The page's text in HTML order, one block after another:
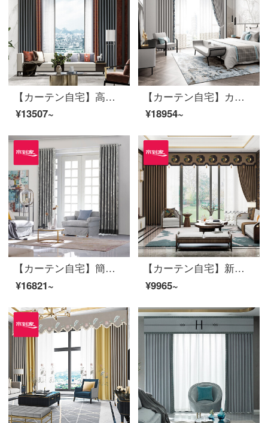
【カーテン自宅】高遮光の新中国風秋扇舞綿麻提花リビングルームの床にある窓のカーテンの完成品三相定型化には、裏地LDC 20 FWC-Sフック/カーテンなし(高さ2.6メートル以内で変更可能)XLのカーテンのセット/ダブルオープン(適用窓の幅4.1-4.4メートル)があります。
¥13507~
【カーテン自宅】カーテン製品の新商品は簡単で高遮光現代定型化ジャカード書斎のリビングルームにはライニングLDC 20 SSB-2001 Sフック/カーテンヘッドなし(高さ2.6 m以内で変更可能)XLのカーテンセット/ダブルオープン(適用窓幅3.5-4.1 m)があります。
¥18954~
【カーテン自宅】簡単に高い遮光ジャカードカスタムカーテン製品ペガソリビングルーム書斎現代上下連結定型カーテンLDC 20 SSC-4401 Sフック/カーテンなし(高さ2.6 m以内で変更可能)XLカーテンセット/ダブルオープン(適用窓幅4.1-4.4 m)
¥16821~
【カーテン自宅】新中国式高精密ブラインドカスタムリビングルームの床の窓の上に、純色のカーテンの完成品の高遮光LDC 20 SSB-0601 Sフック/カーテンヘッドを含まない(高2.6 m以内で変更可能)XLブラインドセット/ダブルオープン(適用窓幅3.5-4.1 m)
¥9965~